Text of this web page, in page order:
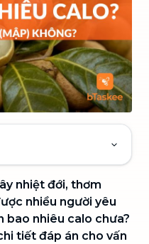
nhiệt đới, thơm
nhiều người yêu
bao nhiêu calo chưa?
tiết đáp án cho vấn